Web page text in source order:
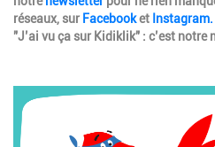
réseaux, sur Facebooket Instagram.
"J’ai vu ça sur Kidiklik" : c’est notre